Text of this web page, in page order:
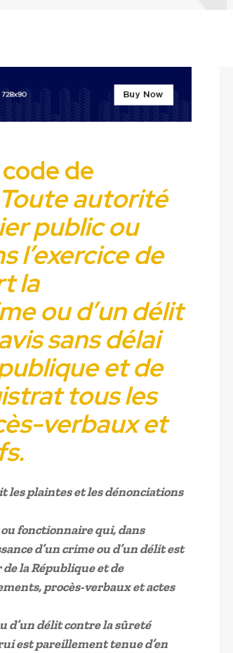
code de
Toute autorité
public ou
l’exercice de
la
ou d’un délit
sansdélai
et de
tous les
verbaux et
les plaintes et les dénonciations
fonctionnaire qui, dans
d’un crime ou d’un délit est
la République et de
procès-verbaux et actes
d’un délit contre la sûreté
est pareillement tenue d’en